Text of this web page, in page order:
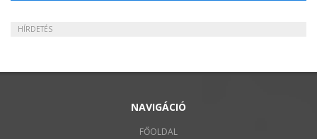
HÍRDETÉS
NAVIGÁCIÓ
FŐOLDAL